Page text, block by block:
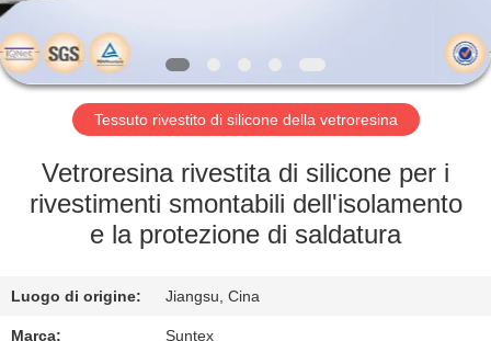
DI
NOI
VISITA
ALLA
FABBRICA
DELLA
Tessuto rivestito di silicone della vetroresina
Vetroresina rivestita di silicone per i
rivestimenti smontabili dell'isolamento
e la protezione di saldatura
Luogo di origine: Jiangsu, Cina
Marca: Suntex